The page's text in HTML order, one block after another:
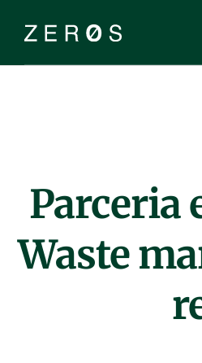
Parceria
Waste